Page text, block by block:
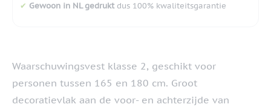
✔ Gewoon in NL gedruktdus 100% kwaliteitsgarantie
Waarschuwingsvest klasse 2, geschikt voor
personen tussen 165 en 180 cm. Groot
decoratievlak aan de voor- en achterzijde van